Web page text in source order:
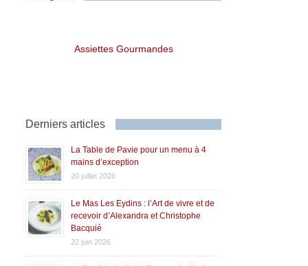
Assiettes Gourmandes
Derniers articles
La Table de Pavie pour un menu à 4
mains d’exception
20 juillet 2026
Le Mas Les Eydins : l’Art de vivre et de
recevoir d’Alexandra et Christophe
Bacquié
22 juin 2026